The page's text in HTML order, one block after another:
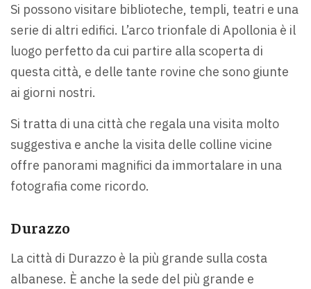
Si possono visitare biblioteche, templi, teatri e una
serie di altri edifici. L’arco trionfale di Apollonia è il
luogo perfetto da cui partire alla scoperta di
questa città, e delle tante rovine che sono giunte
ai giorni nostri.
Si tratta di una città che regala una visita molto
suggestiva e anche la visita delle colline vicine
offre panorami magnifici da immortalare in una
fotografia come ricordo.
Durazzo
La città di Durazzo è la più grande sulla costa
albanese. È anche la sede del più grande e